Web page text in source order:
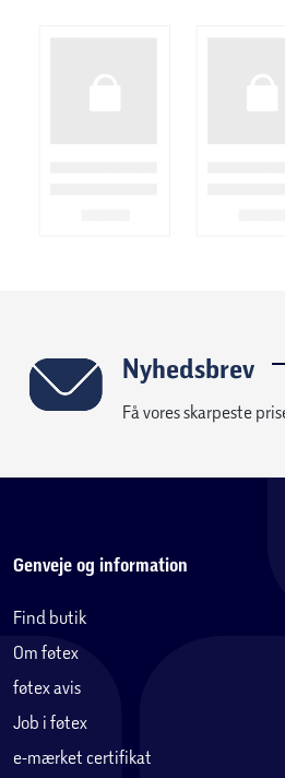
Nyhedsbrev
Få vores skarpeste
Genveje og information
Find butik
Om føtex
føtex avis
Job i føtex
e-mærket certifikat